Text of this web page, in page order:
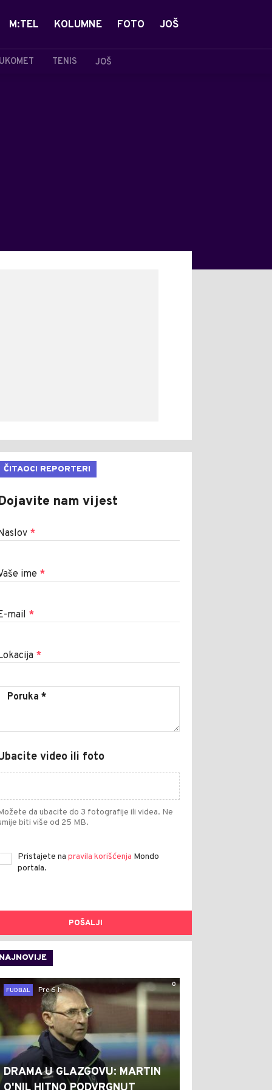
TENIS JOŠ
M:TEL KOLUMNE FOTO JOŠ
ČITAOCI REPORTERI
nam vijest
*
ime *
mail *
*
video ili foto
da ubacite do 3 fotografije ili videa. Ne
biti više od 25 MB.
Pristajete na pravila korišćenja Mondo
portala.
POŠALJI
NAJNOVIJE
0
FUDBAL
Pre 6 h
DRAMA U GLAZGOVU: MARTIN